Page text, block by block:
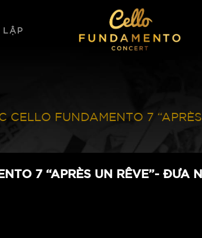
LẬP
CELLO FUNDAMENTO 7
7 “APRÈS UN RÊVE”-